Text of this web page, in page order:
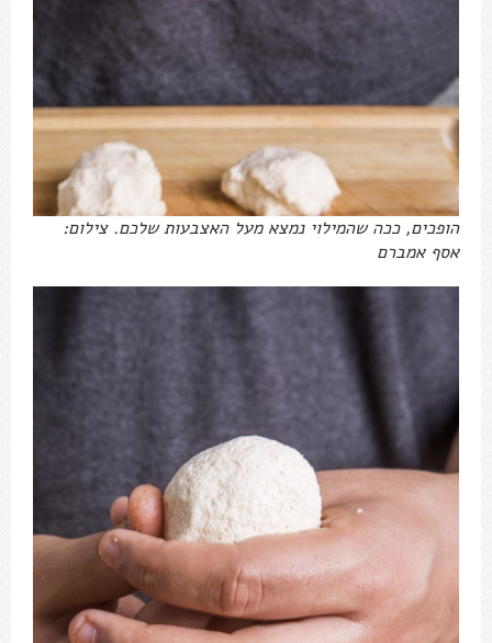
הופכים, ככה שהמילוי נמצא מעל האצבעות שלכם. צילום:
אסף אמברם